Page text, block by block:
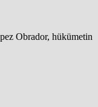
Obrador, hükümetin